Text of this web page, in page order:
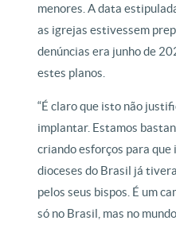
menores. A data
as igrejas estivessem
denúncias era junho de
estes planos.
“É claro que isto não
implantar. Estamos
criando esforços para
dioceses do Brasil já
pelos seus bispos. É um
só no Brasil, mas no